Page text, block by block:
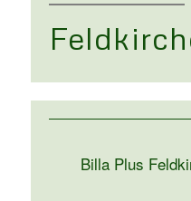
Billa Plus